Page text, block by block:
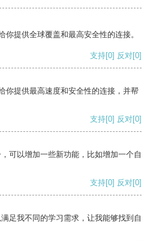
提供全球覆盖和最高安全性的连接。
支持[0] 反对[0]
你提供最高速度和安全性的连接，并帮
支持[0] 反对[0]
可以增加一些新功能，比如增加一个自
支持[0] 反对[0]
足我不同的学习需求，让我能够找到自